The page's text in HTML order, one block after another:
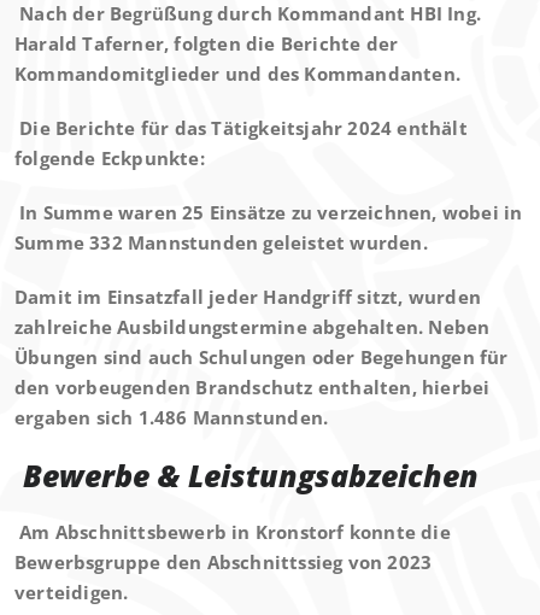
Nach der Begrüßung durch Kommandant HBI Ing.
Harald Taferner, folgten die Berichte der
Kommandomitglieder und des Kommandanten.
Die Berichte für das Tätigkeitsjahr 2024 enthält
folgende Eckpunkte:
In Summe waren25 Einsätze zu verzeichnen, wobei in
Summe332 Mannstunden geleistet wurden.
Damit im Einsatzfall jeder Handgriff sitzt, wurden
zahlreiche Ausbildungstermine abgehalten. Neben
Übungen sind auch Schulungen oder Begehungen für
den vorbeugenden Brandschutz enthalten, hierbei
ergaben sich 1.486 Mannstunden.
Bewerbe & Leistungsabzeichen
Am Abschnittsbewerb in Kronstorf konnte die
Bewerbsgruppe den Abschnittssieg von 2023
verteidigen.